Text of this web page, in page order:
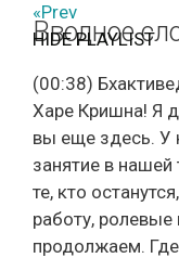
«Prev
HIDE PLAYLIST
Вводное
(00:38)
Харе Кришна! Я
вы еще здесь. У
занятие в нашей
те, кто
работу,
продолжаем.